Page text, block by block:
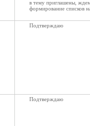
в тему приглашены,
формирование списков
Подтверждаю
Подтверждаю